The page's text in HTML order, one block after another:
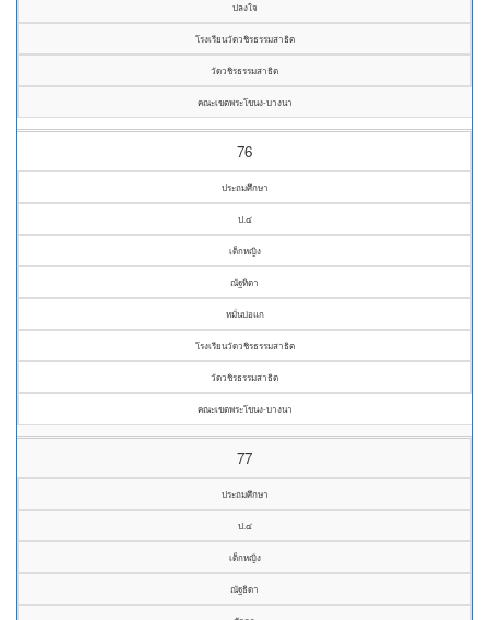
ปลงใจ
โรงเรียนวัดวชิรธรรมสาธิต
วัดวชิรธรรมสาธิต
คณะเขตพระโขนง-บางนา
76
ประถมศึกษา
ป.๔
เด็กหญิง
ณัฐทิตา
หมั่นบ่อแก
โรงเรียนวัดวชิรธรรมสาธิต
วัดวชิรธรรมสาธิต
คณะเขตพระโขนง-บางนา
77
ประถมศึกษา
ป.๔
เด็กหญิง
ณัฐธิดา